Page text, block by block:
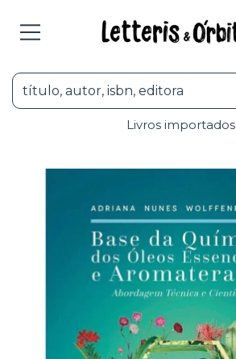
Livros importados